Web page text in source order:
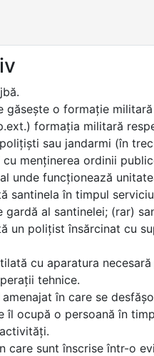
găsește o formație
formația militară
sau jandarmi (în
cu menținerea ordinii
unde funcționează
santinela în timpul
gardă al santinelei; (rar)
un polițist însărcinat cu
cu aparatura
tehnice.
în care se
îl ocupă o persoană în
care sunt înscrise într-o